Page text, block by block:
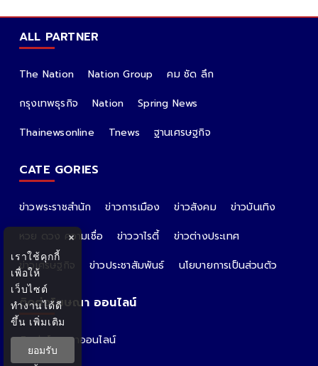
ALL PARTNER
The Nation Nation Group
คม ชัด ลึก
กรุงเทพธุรกิจ
Nation
Spring News
Thainewsonline
Tnews ฐานเศรษฐกิจ
CATE GORIES
ข่าวพระราชสำนัก ข่าวการเมือง ข่าวสังคม
ข่าวบันเทิง
หวย ดวง ความเชื่อ
ข่าววาไรตี้
ข่าวต่างประเทศ
ข่าวเศรษฐกิจ
ข่าวประชาสัมพันธ์ นโยบายการเป็นส่วนตัว
ติดต่อโฆษณา ออนไลน์
ติดต่อโฆษณาออนไลน์
คุณอ้อ
×
เราใช้คุกกี้
เพื่อให้
เว็บไซต์
ทำงานได้ดี
ขึ้น เพิ่มเติม
ยอมรับ